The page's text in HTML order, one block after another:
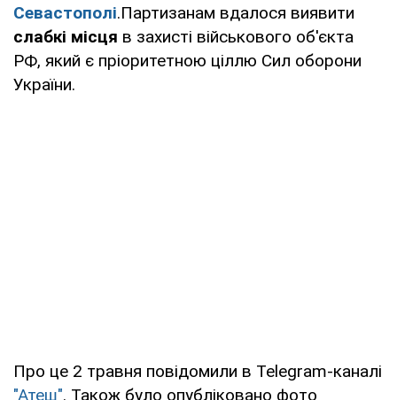
Севастополі.Партизанам вдалося виявити
слабкі місця в захисті військового об'єкта
РФ, який є пріоритетною ціллю Сил оборони
України.
Про це 2 травня повідомили в Telegram-каналі
"Атеш". Також було опубліковано фото